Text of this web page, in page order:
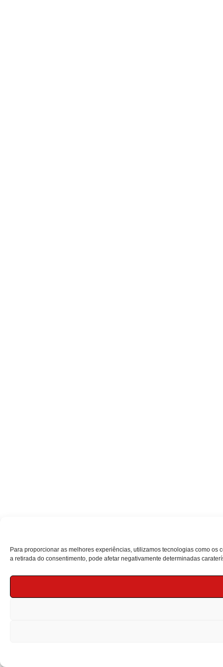
Para proporcionar as melhores experiências, utilizamos tecnologias como
a retirada do consentimento, pode afetar negativamente determinadas